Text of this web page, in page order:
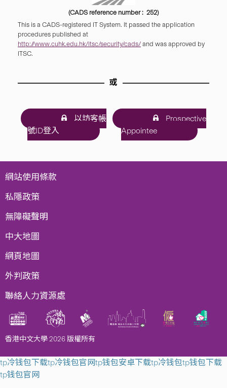
(CADS reference number : 252)
This is a CADS-registered IT System. It passed the application
procedures published at
http://www.cuhk.edu.hk/itsc/security/cads/ and was approved by
ITSC.
或
以訪客帳
號ID登入
Prospective
Appointee
網站使用條款
私隱政策
無障礙聲明
中大地圖
網頁地圖
外判政策
聯絡人力資源處
香港中文大學 2026 版權所有
tp冷钱包下载tp冷钱包官网tp钱包安卓下载tp冷钱包tp钱包下载
tp钱包官网